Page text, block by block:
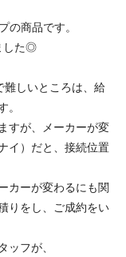
の商品です。
した◎
難しいところは、給
。
すが、メーカーが変
イ）だと、接続位置
カーが変わるにも関
りをし、ご成約をい
ッフが、